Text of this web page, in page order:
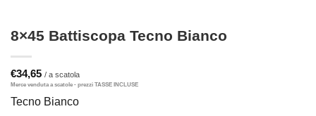
8×45 Battiscopa Tecno Bianco
€34,65
Tecno Bianco